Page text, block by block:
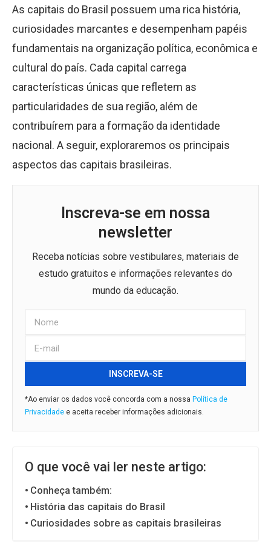
As capitais do Brasil possuem uma rica história,
curiosidades marcantes e desempenham papéis
fundamentais na organização política, econômica e
cultural do país. Cada capital carrega
características únicas que refletem as
particularidades de sua região, além de
contribuírem para a formação da identidade
nacional. A seguir, exploraremos os principais
aspectos das capitais brasileiras.
Inscreva-se em nossa
newsletter
Receba notícias sobre vestibulares, materiais de
estudo gratuitos e informações relevantes do
mundo da educação.
INSCREVA-SE
*Ao enviar os dados você concorda com a nossa Política de
Privacidade e aceita receber informações adicionais.
O que você vai ler neste artigo:
Conheça também:
História das capitais do Brasil
Curiosidades sobre as capitais brasileiras